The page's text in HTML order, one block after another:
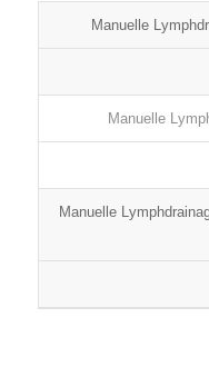
Manuelle
Manuelle
Manuelle